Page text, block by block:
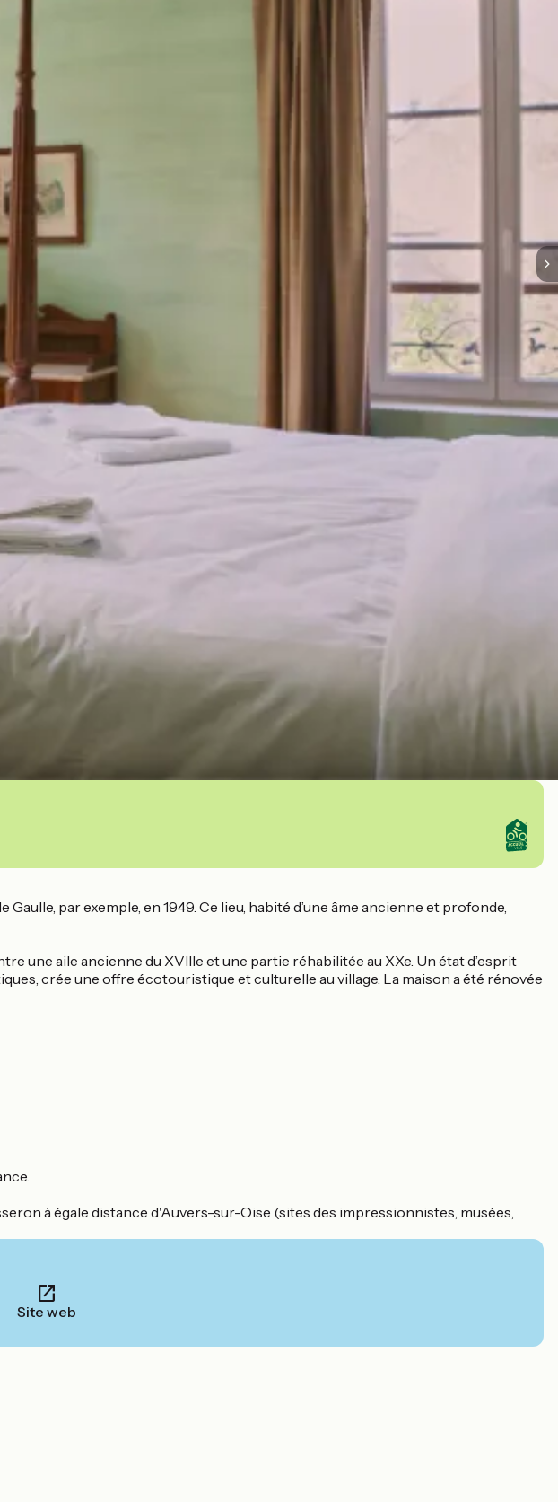
par exemple, en 1949. Ce lieu, habité d’une âme ancienne et profonde,
une aile ancienne du XVIIIe et une partie réhabilitée au XXe. Un état d’esprit
crée une offre écotouristique et culturelle au village. La maison a été rénovée
à égale distance d'Auvers-sur-Oise (sites des impressionnistes, musées,
Site web